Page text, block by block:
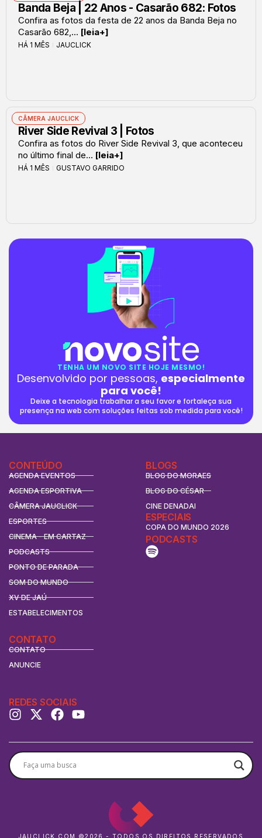
Banda Beja | 22 Anos - Casarão 682: Fotos
Confira as fotos da festa de 22 anos da Banda Beja no
Casarão 682,... [leia+]
HÁ 1 MÊS JAUCLICK
CÂMERA JAUCLICK
River Side Revival 3 | Fotos
Confira as fotos do River Side Revival 3, que aconteceu
no último final de... [leia+]
HÁ 1 MÊS GUSTAVO GARRIDO
TENHA UM NOVO SITE HOJE MESMO!
Desenvolvido por pessoas, especialmente
para você!
Deixe a tecnologia trabalhar a seu favor e fortaleça sua
presença na web com soluções feitas sob medida para você!
CONTEÚDO
AGENDA EVENTOS
AGENDA ESPORTIVA
CÂMERA JAUCLICK
ESPORTES
CINEMA - EM CARTAZ
PODCASTS
PONTO DE PARADA
SOM DO MUNDO
XV DE JAÚ
ESTABELECIMENTOS
BLOGS
BLOG DO MORAES
BLOG DO CÉSAR
CINE DENADAI
ESPECIAIS
COPA DO MUNDO 2026
CONTATO
CONTATO
ANUNCIE
PODCASTS
REDES SOCIAIS
JAUCLICK.COM ©2026 - TODOS OS DIREITOS RESERVADOS